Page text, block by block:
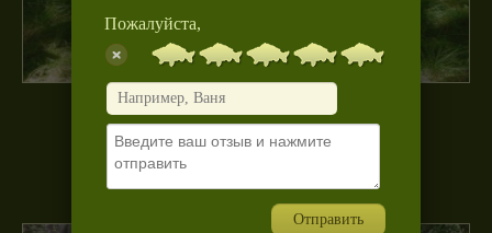
l1060385.JPG
Пожалуйста,
Отправить